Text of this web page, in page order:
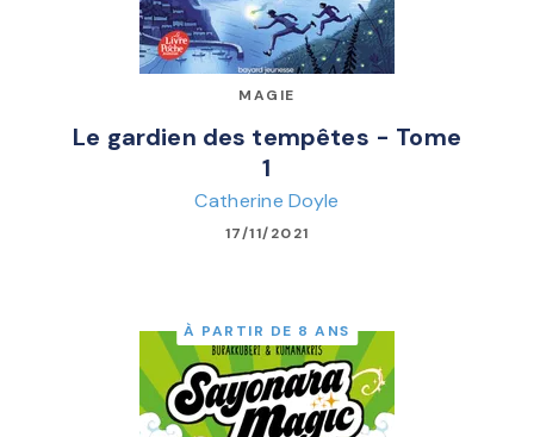
MAGIE
Le gardien des tempêtes - Tome
1
Catherine Doyle
17/11/2021
À PARTIR DE 8 ANS